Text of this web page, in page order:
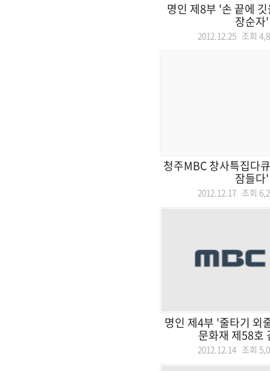
명인 제8부 '손 끝에
장순자'
2012.12.25 조회
청주MBC 창사특집다
잠들다'
2012.12.17 조회
명인 제4부 '줄타기 외
문화재 제58호
2012.12.14 조회